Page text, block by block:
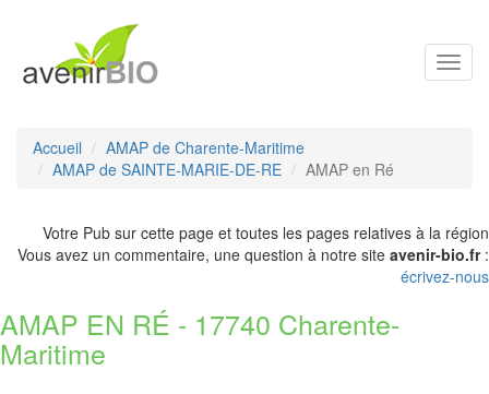
Accueil
AMAP de Charente-Maritime
AMAP de SAINTE-MARIE-DE-RE
AMAP en Ré
Votre Pub sur cette page et toutes les pages relatives à la région
Vous avez un commentaire, une question à notre site avenir-bio.fr:
écrivez-nous
AMAP EN RÉ - 17740 Charente-
Maritime